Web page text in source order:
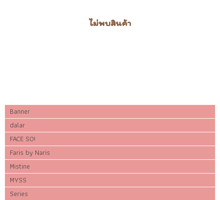
ไม่พบสินค้า
Banner
dalar
FACE SO!
Faris by Naris
Mistine
MYSS
Series